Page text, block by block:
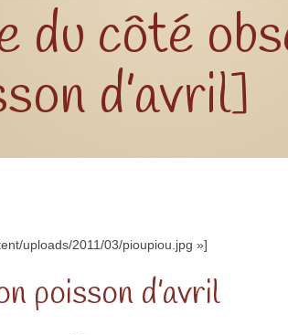
du côté
d’avril]
uploads/2011/03/pioupiou.jpg »]
poisson d’avril